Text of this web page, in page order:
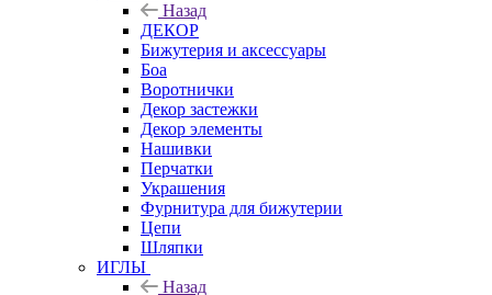
Назад
ДЕКОР
Бижутерия и аксессуары
Боа
Воротнички
Декор застежки
Декор элементы
Нашивки
Перчатки
Украшения
Фурнитура для бижутерии
Цепи
Шляпки
ИГЛЫ
Назад